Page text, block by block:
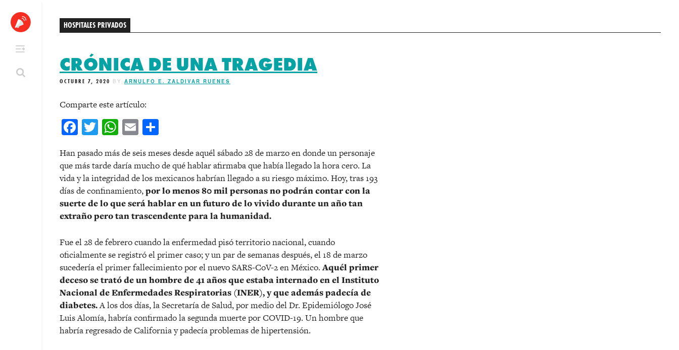
content
HOSPITALES PRIVADOS
CRÓNICA DE UNA TRAGEDIA
OCTUBRE 7, 2020 BY ARNULFO E. ZALDIVAR RUENES
Comparte este artículo:
Facebook
Twitter
WhatsApp
Email
Han pasado más de seis meses desde aquél sábado 28 de marzo en donde un personaje
que más tarde daría mucho de qué hablar afirmaba que había llegado la hora cero. La
vida y la integridad de los mexicanos habrían llegado a su riesgo máximo. Hoy, tras 193
días de confinamiento,por lo menos 80 mil personas no podrán contar con la
suerte de lo que será hablar en un futuro de lo vivido durante un año tan
extraño pero tan trascendente para la humanidad.
Fue el 28 de febrero cuando la enfermedad pisó territorio nacional, cuando
oficialmente se registró el primer caso; y un par de semanas después, el 18 de marzo
sucedería el primer fallecimiento por el nuevo SARS-CoV-2 en México.Aquél primer
deceso se trató de un hombre de 41 años que estaba internado en el Instituto
Nacional de Enfermedades Respiratorias (INER), y que además padecía de
diabetes.A los dos días, la Secretaría de Salud, por medio del Dr. Epidemiólogo José
Luis Alomía, habría confirmado la segunda muerte por COVID-19. Un hombre que
habría regresado de California y padecía problemas de hipertensión.